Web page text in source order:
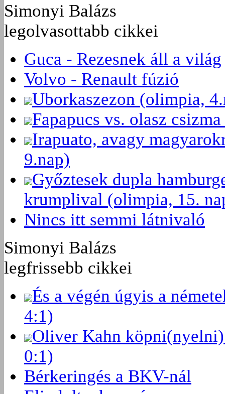
Simonyi Balázs
legolvasottabb cikkei
Guca - Rezesnek áll a világ
Volvo - Renault fúzió
Uborkaszezon (olimpia,
Fapapucs vs. olasz
Irapuato, avagy
9.nap)
Győztesek dupla
krumplival (olimpia, 15.
Nincs itt semmi látnivaló
Simonyi Balázs
legfrissebb cikkei
És a végén úgyis a
4:1)
Oliver Kahn köpni(nyelni)
0:1)
Bérkeringés a BKV-nál